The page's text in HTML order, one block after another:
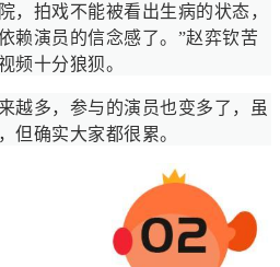
，拍戏不能被看出生病的状态，
赖演员的信念感了。”赵弈钦苦
频十分狼狈。
越多，参与的演员也变多了，虽
但确实大家都很累。